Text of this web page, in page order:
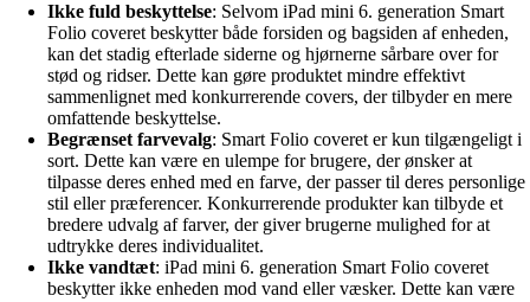
Ikke fuld beskyttelse: Selvom iPad mini 6. generation Smart
Folio coveret beskytter både forsiden og bagsiden af enheden,
kan det stadig efterlade siderne og hjørnerne sårbare over for
stød og ridser. Dette kan gøre produktet mindre effektivt
sammenlignet med konkurrerende covers, der tilbyder en mere
omfattende beskyttelse.
Begrænset farvevalg: Smart Folio coveret er kun tilgængeligt i
sort. Dette kan være en ulempe for brugere, der ønsker at
tilpasse deres enhed med en farve, der passer til deres personlige
stil eller præferencer. Konkurrerende produkter kan tilbyde et
bredere udvalg af farver, der giver brugerne mulighed for at
udtrykke deres individualitet.
Ikke vandtæt: iPad mini 6. generation Smart Folio coveret
beskytter ikke enheden mod vand eller væsker. Dette kan være